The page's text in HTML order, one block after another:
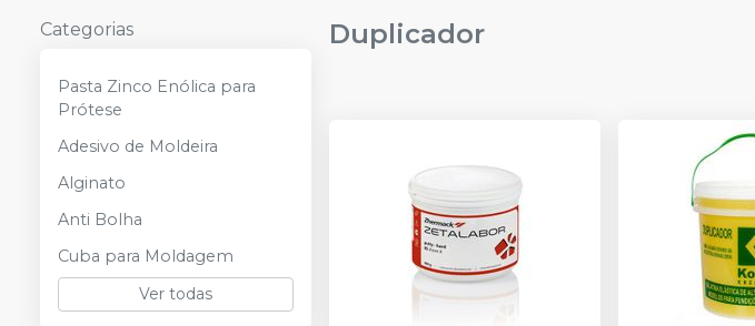
Categorias
Pasta Zinco Enólica para
Prótese
Adesivo de Moldeira
Alginato
Anti Bolha
Cuba para Moldagem
Ver todas
Duplicador